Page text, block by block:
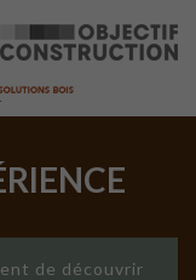
de découvrir